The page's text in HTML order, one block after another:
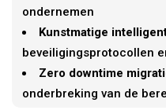
ondernemen
Kunstmatige
beveiligingsprotocollen
Zero downtime
onderbreking van de